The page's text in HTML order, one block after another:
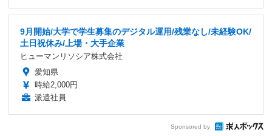
9月開始/大学で学生募集のデジタル運用/残業なし/未経験OK/
土日祝休み/上場・大手企業
ヒューマンリソシア株式会社
愛知県
時給2,000円
派遣社員
Sponsored by